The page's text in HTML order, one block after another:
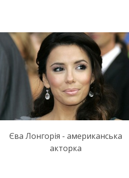
Єва Лонгорія - американська
акторка